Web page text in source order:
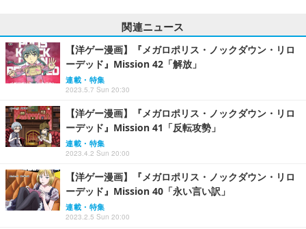
関連ニュース
【洋ゲー漫画】『メガロポリス・ノックダウン・リロ
ーデッド』Mission 42「解放」
連載・特集
2023.5.7 Sun 20:30
【洋ゲー漫画】『メガロポリス・ノックダウン・リロ
ーデッド』Mission 41「反転攻勢」
連載・特集
2023.4.2 Sun 20:00
【洋ゲー漫画】『メガロポリス・ノックダウン・リロ
ーデッド』Mission 40「永い言い訳」
連載・特集
2023.2.5 Sun 20:00